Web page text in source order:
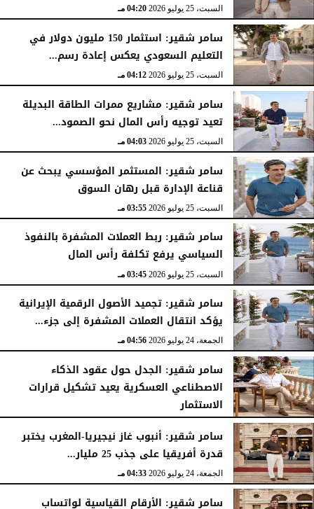
السبت، 25 يوليو 2026 04:20 مـ
سامر شقير: استثمار 150 مليون دولار في
التعليم السعودي يعكس إعادة رسم...
السبت، 25 يوليو 2026 04:12 مـ
سامر شقير: مشاريع ممرات الطاقة البديلة
تعيد توجيه رأس المال نحو الصمود...
السبت، 25 يوليو 2026 04:03 مـ
سامر شقير: المستثمر المؤسسي يبحث عن
قناعة الإدارة قبل رهان السوق
السبت، 25 يوليو 2026 03:55 مـ
سامر شقير: ربط العملات المشفرة بالنفوذ
السياسي يرفع تكلفة رأس المال
السبت، 25 يوليو 2026 03:45 مـ
سامر شقير: تجميد الأصول الرقمية الإيرانية
يؤكد انتقال العملات المشفرة إلى جزء...
الجمعة، 24 يوليو 2026 04:56 مـ
سامر شقير: الجدل حول عقود الذكاء
الاصطناعي العسكرية يعيد تشكيل قرارات
الاستثمار
الجمعة، 24 يوليو 2026 04:45 مـ
سامر شقير: أنبوب غاز نيجيريا-المغرب يختبر
قدرة أفريقيا على جذب 25 مليار...
الجمعة، 24 يوليو 2026 04:33 مـ
سامر شقير: الأرقام القياسية لواتساب